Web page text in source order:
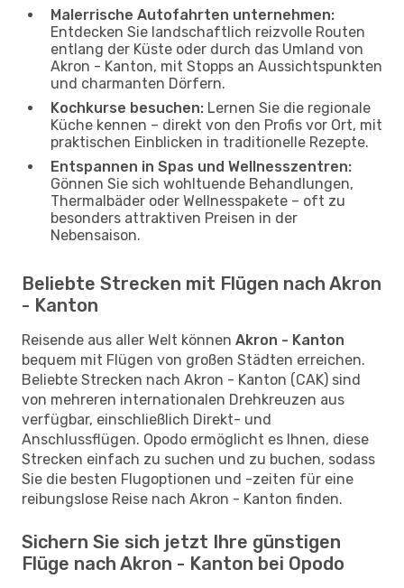
Malerrische Autofahrten unternehmen:
Entdecken Sie landschaftlich reizvolle Routen
entlang der Küste oder durch das Umland von
Akron - Kanton, mit Stopps an Aussichtspunkten
und charmanten Dörfern.
Kochkurse besuchen: Lernen Sie die regionale
Küche kennen – direkt von den Profis vor Ort, mit
praktischen Einblicken in traditionelle Rezepte.
Entspannen in Spas und Wellnesszentren:
Gönnen Sie sich wohltuende Behandlungen,
Thermalbäder oder Wellnesspakete – oft zu
besonders attraktiven Preisen in der
Nebensaison.
Beliebte Strecken mit Flügen nach Akron
- Kanton
Reisende aus aller Welt können Akron - Kanton
bequem mit Flügen von großen Städten erreichen.
Beliebte Strecken nach Akron - Kanton (CAK) sind
von mehreren internationalen Drehkreuzen aus
verfügbar, einschließlich Direkt- und
Anschlussflügen. Opodo ermöglicht es Ihnen, diese
Strecken einfach zu suchen und zu buchen, sodass
Sie die besten Flugoptionen und -zeiten für eine
reibungslose Reise nach Akron - Kanton finden.
Sichern Sie sich jetzt Ihre günstigen
Flüge nach Akron - Kanton bei Opodo